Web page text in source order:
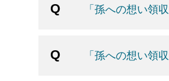
「孫への想い領
「孫への想い領